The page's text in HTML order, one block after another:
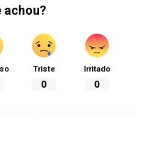
achou?
Triste
0
Irritado
0